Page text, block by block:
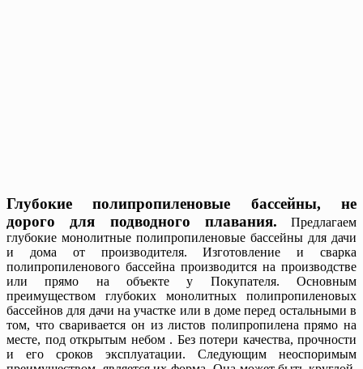
Глубокие полипропиленовые бассейны, не
дорого для подводного плавания. Предлагаем
глубокие монолитные полипропиленовые бассейны для дачи
и дома от производителя. Изготовление и сварка
полипропиленового бассейна производится на производстве
или прямо на объекте у Покупателя. Основным
преимуществом глубоких монолитных полипропиленовых
бассейнов для дачи на участке или в доме перед остальными в
том, что сваривается он из листов полипропилена прямо на
месте, под открытым небом . Без потери качества, прочности
и его сроков эксплуатации. Следующим неоспоримым